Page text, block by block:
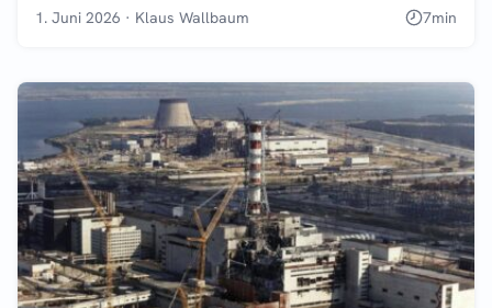
1. Juni 2026 · Klaus Wallbaum 7min